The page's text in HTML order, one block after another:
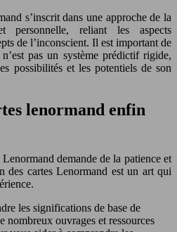
s’inscrit dans une approche de la
personnelle, reliant les aspects
de l’inconscient. Il est important de
pas un système prédictif rigide,
possibilités et les potentiels de son
lenormand enfin
demande de la patience et
des cartes Lenormand est un art qui
les significations de base de
nombreux ouvrages et ressources